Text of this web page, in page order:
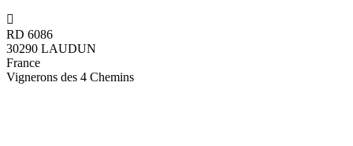

RD 6086
30290 LAUDUN
France
Vignerons des 4 Chemins